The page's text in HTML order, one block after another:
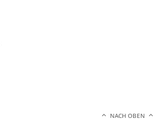
NACH OBEN